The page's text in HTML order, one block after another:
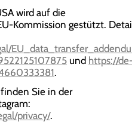
wird auf die
Kommission gestützt.
und https://
.
Sie in der
privacy/.